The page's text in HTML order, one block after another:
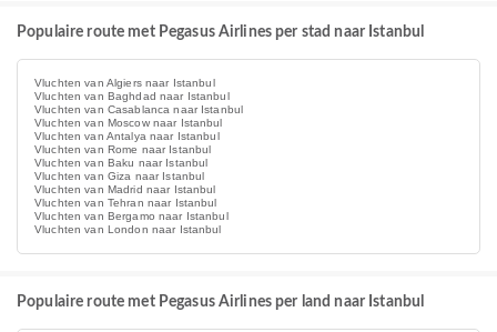
Populaire route met Pegasus Airlines per stad naar Istanbul
Vluchten van Algiers naar Istanbul
Vluchten van Baghdad naar Istanbul
Vluchten van Casablanca naar Istanbul
Vluchten van Moscow naar Istanbul
Vluchten van Antalya naar Istanbul
Vluchten van Rome naar Istanbul
Vluchten van Baku naar Istanbul
Vluchten van Giza naar Istanbul
Vluchten van Madrid naar Istanbul
Vluchten van Tehran naar Istanbul
Vluchten van Bergamo naar Istanbul
Vluchten van London naar Istanbul
Populaire route met Pegasus Airlines per land naar Istanbul